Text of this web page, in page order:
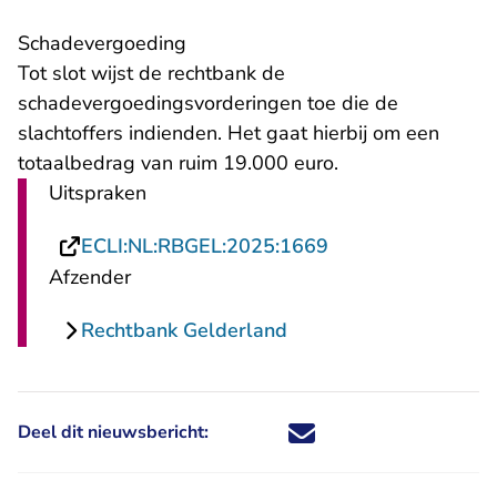
Schadevergoeding
Tot slot wijst de rechtbank de
schadevergoedingsvorderingen toe die de
slachtoffers indienden. Het gaat hierbij om een
totaalbedrag van ruim 19.000 euro.
Uitspraken
ECLI:NL:RBGEL:2025:1669
Afzender
Rechtbank Gelderland
Deel dit nieuwsbericht: Deel dit nieuwsbericht via X -
Deel dit nieuwsbericht via
Deel dit nieuwsbericht
Deel dit